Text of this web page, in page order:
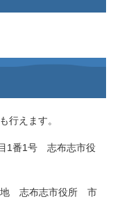
行えます。
1番1号 志布志市役
地 志布志市役所 市